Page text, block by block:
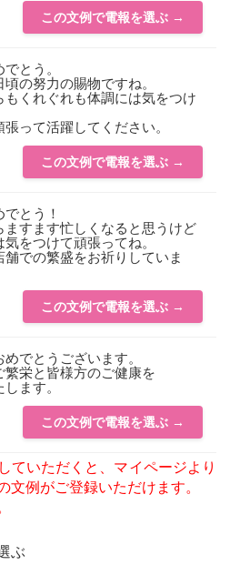
この文例で電報を選ぶ →
とう。
の努力の賜物ですね。
もくれぐれも体調には気をつけ
張って活躍してください。
この文例で電報を選ぶ →
とう！
ますます忙しくなると思うけど
をつけて頑張ってね。
舗での繁盛をお祈りしていま
この文例で電報を選ぶ →
めでとうございます。
繁栄と皆様方のご健康を
ます。
この文例で電報を選ぶ →
ていただくと、マイページより
文例がご登録いただけます。
ぶ